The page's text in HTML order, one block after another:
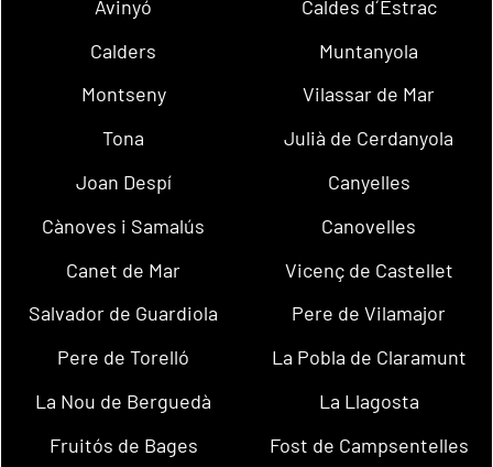
Avinyó
Caldes d´Estrac
Calders
Muntanyola
Montseny
Vilassar de Mar
Tona
Julià de Cerdanyola
Joan Despí
Canyelles
Cànoves i Samalús
Canovelles
Canet de Mar
Vicenç de Castellet
Salvador de Guardiola
Pere de Vilamajor
Pere de Torelló
La Pobla de Claramunt
La Nou de Berguedà
La Llagosta
Fruitós de Bages
Fost de Campsentelles